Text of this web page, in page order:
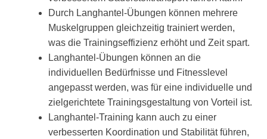
Durch Langhantel-Übungen können mehrere
Muskelgruppen gleichzeitig trainiert werden,
was die Trainingseffizienz erhöht und Zeit spart.
Langhantel-Übungen können an die
individuellen Bedürfnisse und Fitnesslevel
angepasst werden, was für eine individuelle und
zielgerichtete Trainingsgestaltung von Vorteil ist.
Langhantel-Training kann auch zu einer
verbesserten Koordination und Stabilität führen,